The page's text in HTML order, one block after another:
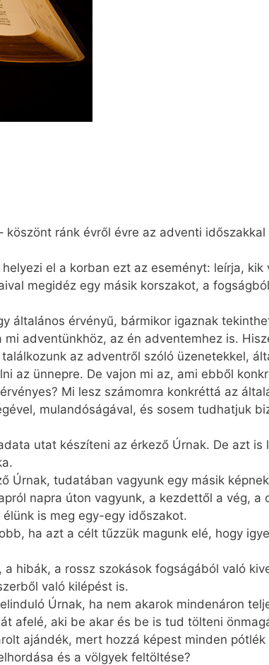
ránk évről évre az adventi
el a korban ezt az eseményt: leírja, kik
megidéz egy másik korszakot, a
általános érvényű, bármikor igaznak
adventünkhöz, az én adventemhez is.
az adventről szóló üzenetekkel,
az ünnepre. De vajon mi az, ami ebből
Mi lesz számomra konkréttá az
mulandóságával, és sosem tudhatjuk
utat készíteni az érkező Úrnak. De azt is
Úrnak, tudatában vagyunk egy másik
napra úton vagyunk, a kezdettől a vég, a
is meg egy-egy időszakot.
ha azt a célt tűzzük magunk elé, hogy
hibák, a rossz szokások fogságából való
való kilépést is.
Úrnak, ha nem akarok mindenáron
afelé, aki be akar és be is tud tölteni
ajándék, mert hozzá képest minden pótlék
és a völgyek feltöltése?